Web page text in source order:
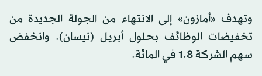
وتهدف «أمازون» إلى الانتهاء من الجولة الجديدة من
تخفيضات الوظائف بحلول أبريل (نيسان). وانخفض
سهم الشركة 1.8 في المائة.